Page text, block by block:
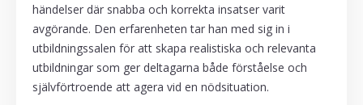
händelser där snabba och korrekta insatser varit
avgörande. Den erfarenheten tar han med sig in i
utbildningssalen för att skapa realistiska och relevanta
utbildningar som ger deltagarna både förståelse och
självförtroende att agera vid en nödsituation.